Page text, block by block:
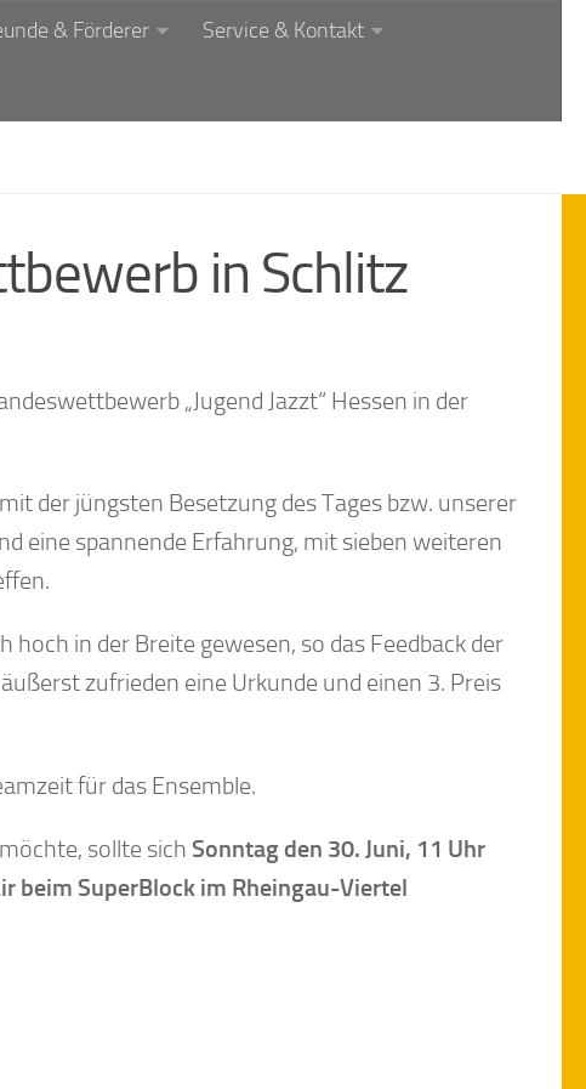
& Förderer Service & Kontakt
in Schlitz
„Jugend Jazzt“ Hessen in der
der jüngsten Besetzung des Tages bzw. unserer
eine spannende Erfahrung, mit sieben weiteren
hoch in der Breite gewesen, so das Feedback der
zufrieden eine Urkunde und einen 3. Preis
für das Ensemble.
sollte sich Sonntag den 30. Juni, 11 Uhr
beim SuperBlock im Rheingau-Viertel